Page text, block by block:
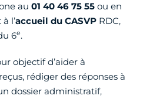
au 01 40 46 75 55 ou en
l’accueil du CASVP RDC,
6e.
objectif d’aider à
rédiger des réponses à
dossier administratif,